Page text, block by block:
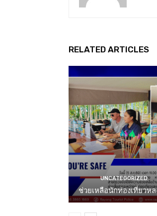
RELATED ARTICLES
UNCATEGORIZED
ช่วยเหลือนักท่องเที่ยวหล